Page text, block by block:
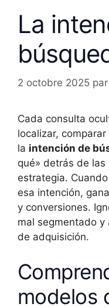
La
2 octobre 2025 par
Cada consulta
localizar,
la intención de
qué» detrás de
estrategia. Cuando
esa intención,
y conversiones.
mal segmentado y
de adquisición.
modelos